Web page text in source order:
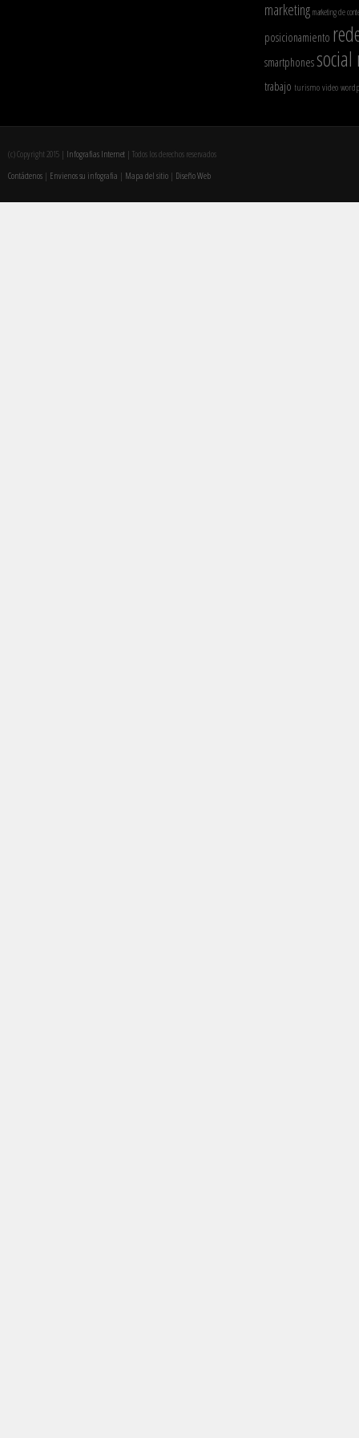
marketing marketing de
posicionamiento
smartphones
trabajo turismo video
(c) Copyright 2015 | Infografias Internet | Todos los derechos reservados
Contáctenos | Envienos su infografia | Mapa del sitio | Diseño Web